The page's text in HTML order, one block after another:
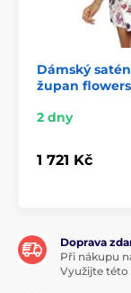
Dámský
župan
2 dny
1 721 Kč
Doprava
Při nákupu
Využijte této